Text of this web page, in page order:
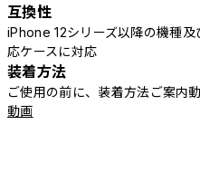
互換性
iPhone 12シリーズ以降の機種
応ケースに対応
装着方法
ご使用の前に、装着方法ご案内
動画